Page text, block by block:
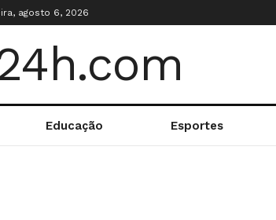
agosto 6, 2026
Educação Esportes